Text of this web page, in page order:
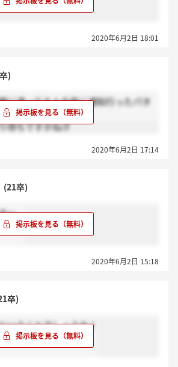
2020年6月2日 18:01
)
に通ってる人全員に通知行ったパタ
待ちですかね汗
2020年6月2日 17:14
(21卒)
～。
2020年6月2日 15:18
卒)
いうことでしょうか！